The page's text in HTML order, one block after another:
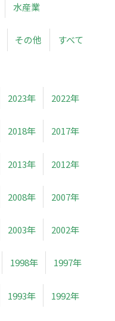
水産業
その他 すべて
2023年 2022年
2018年 2017年
2013年 2012年
2008年 2007年
2003年 2002年
1998年 1997年
1993年 1992年